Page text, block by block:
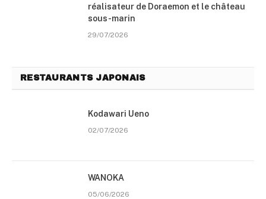
réalisateur de Doraemon et le château
sous-marin
29/07/2026
RESTAURANTS JAPONAIS
Kodawari Ueno
02/07/2026
WANOKA
05/06/2026